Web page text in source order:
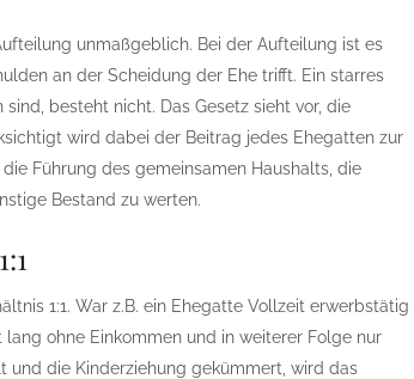
unmaßgeblich. Bei der Aufteilung ist es
an der Scheidung der Ehe trifft. Ein starres
besteht nicht. Das Gesetz sieht vor, die
wird dabei der Beitrag jedes Ehegatten zur
Führung des gemeinsamen Haushalts, die
Bestand zu werten.
1:1. War z.B. ein Ehegatte Vollzeit erwerbstätig
ohne Einkommen und in weiterer Folge nur
und die Kinderziehung gekümmert, wird das